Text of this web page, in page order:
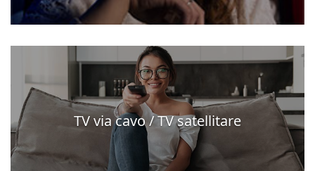
TV via cavo / TV satellitare